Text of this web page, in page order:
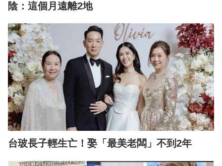
陰：這個月遠離2地
台玻長子輕生亡！娶「最美老闆」不到2年